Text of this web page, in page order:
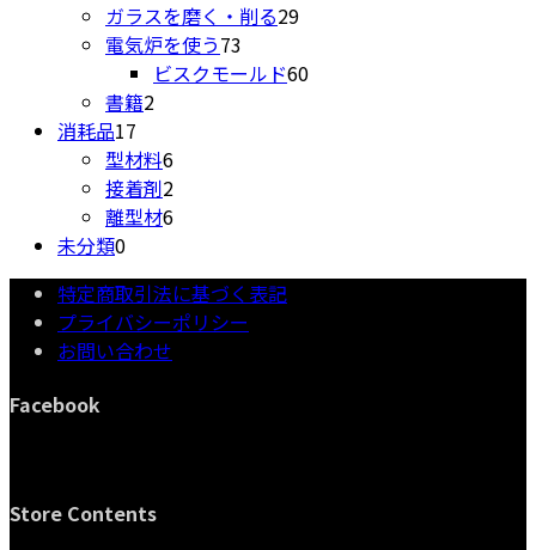
品
商
品
の
商
品
個
商
ガラスを磨く・削る2929
の
電気炉を使う73
個
ビスクモールド6060
書籍22
の
商
品
消耗品17
個
の
商
型材料66
個
の
品
接着剤22
個
商
品
離型材66
の
商
品
未分類00
個
の
商
品
特定商取引法に基づく表記
プライバシーポリシー
お問い合わせ
Facebook
Store Contents